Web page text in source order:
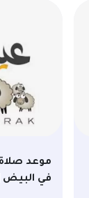
في البيض |